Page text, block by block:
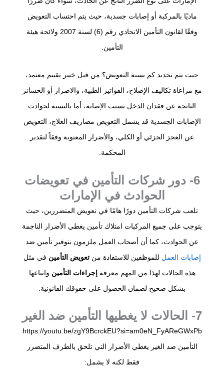
ماديًا بالمركبة أو إصابات جسدية، حيث يتم احتساب التعويض
وفقًا لقانون التأمين الاتحادي رقم (6) لسنة 2007 ولائحة هيئة
التأمين.
حيث يتم تحديد كم نسبة التعويض؟ من قبل خبير تقييم معتمد،
مع مراعاة تكاليف الإصلاح، الفواتير الطبية، والاضرار أو الخسائر
الناتجة عن فقدان الدخل بسبب الإصابة، أما بالنسبة لحوادث
الإصابات الجسدية قد يشمل التعويض مصاريف العلاج، التعويض
عن العجز الجزئي أو الكلي، والأضرار المعنوية وفقاً لتقدير
المحكمة.
6- دور شركات التأمين في تعويضات
الحوادث في الإمارات
تلعب شركات التأمين دورًا هامًا في تعويض المتضررين، حيث
يتوجب على جميع المركبات امتلاك تأمين يغطي الأضرار الناجمة
عن الحوادث، كما أن أصحاب العمل ملزمون بتوفير تأمين ضد
إصابات العمل للموظفين للاستفادة منتعويض التأمين في مثل
هذه الحالات لهذا من المهم معرفة إجراءات التأمين واتباعها
بشكل صحيح لضمان الحصول على حقوقك القانونية.
7- الحالات لا يغطيها التأمين ضد الغير
https://youtu.be/zgY9BcrckEU?si=am0eN_FyAReGWxPb
التأمين ضد الغير يغطي الأضرار التي تلحق بالطرف المتضرر
فقط لكنه لا يشمل: